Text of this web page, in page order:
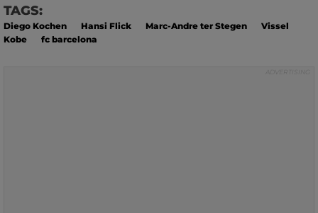
TAGS:
Diego Kochen Hansi Flick Marc-Andre ter Stegen
Vissel
Kobe
fc barcelona